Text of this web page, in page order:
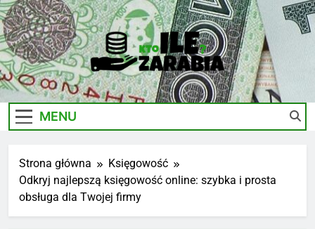
Skip
to
content
Ile-
Zarabia.edu.pl
Zarobki Gwiazd, Ciekawostki I Biznes
MENU
Strona główna
Księgowość
Odkryj najlepszą księgowość online: szybka i prosta
obsługa dla Twojej firmy